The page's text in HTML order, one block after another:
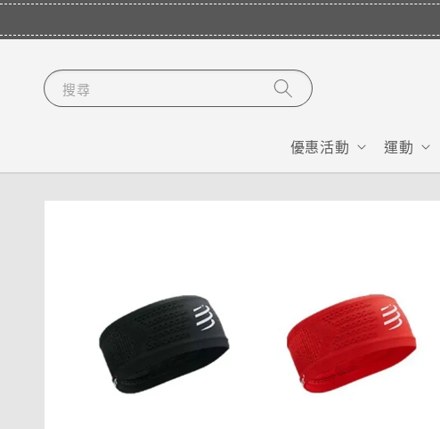
搜尋
優惠活動 運動